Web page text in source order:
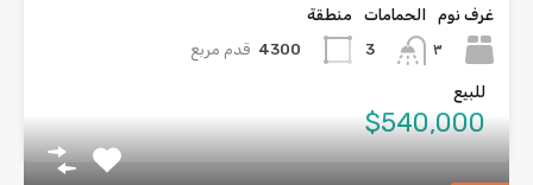
غرف نوم
٣
الحمامات
3
منطقة
4300 قدم مربع
للبيع
$540,000